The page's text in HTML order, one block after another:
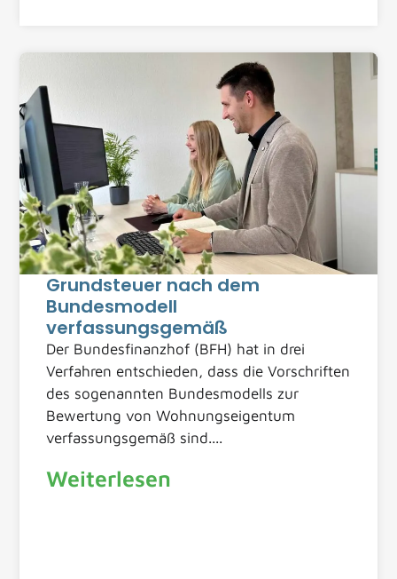
Grundsteuer nach dem
Bundesmodell
verfassungsgemäß
Der Bundesfinanzhof (BFH) hat in drei
Verfahren entschieden, dass die Vorschriften
des sogenannten Bundesmodells zur
Bewertung von Wohnungseigentum
verfassungsgemäß sind....
Weiterlesen